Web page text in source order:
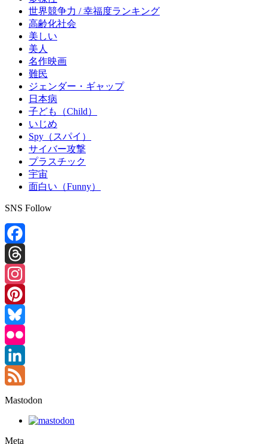
世界競争力 / 幸福度ランキング
高齢化社会
美しい
美人
名作映画
難民
ジェンダー・ギャップ
日本病
子ども（Child）
いじめ
Spy（スパイ）
サイバー攻撃
プラスチック
宇宙
面白い（Funny）
SNS Follow
Facebook
Threads
Instagram
Pinterest
Bluesky
Flickr
LinkedIn
Feed
Mastodon
Meta